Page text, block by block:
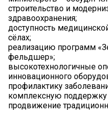
строительство и
здравоохранения;
доступность
сёлах;
реализацию программ
фельдшер»;
высокотехнологичные
инновационного
профилактику
комплексную
продвижение